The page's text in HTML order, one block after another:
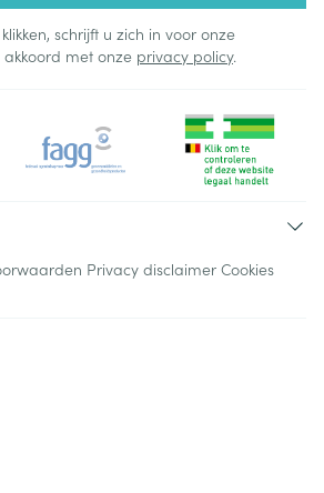
schrijft u zich in voor onze
met onze privacy policy.
Privacy disclaimer Cookies